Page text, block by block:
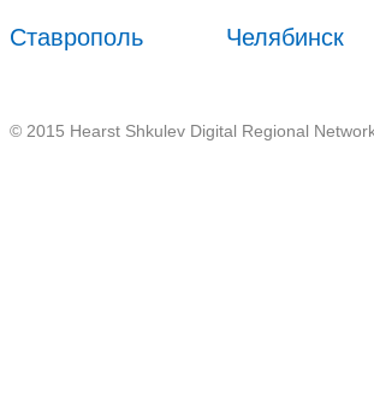
Ставрополь Челябинск
© 2015 Hearst Shkulev Digital Regional